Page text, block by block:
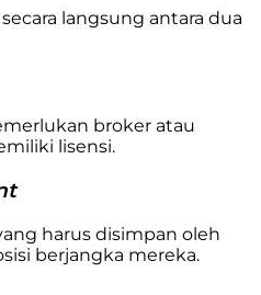
langsung antara dua
broker atau
lisensi.
harus disimpan oleh
berjangka mereka.